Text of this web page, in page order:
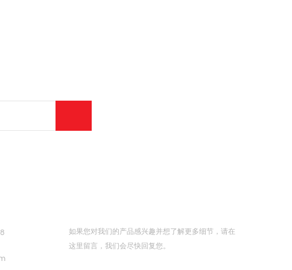
如果您对我们的产品感兴趣并想了解更多细节，请在
这里留言，我们会尽快回复您。